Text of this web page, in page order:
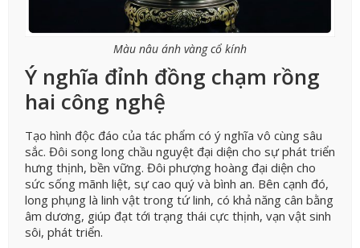
Màu nâu ánh vàng cổ kính
Ý nghĩa đỉnh đồng chạm rồng
hai công nghệ
Tạo hình độc đáo của tác phẩm có ý nghĩa vô cùng sâu
sắc. Đôi song long chầu nguyệt đại diện cho sự phát triển
hưng thịnh, bền vững. Đôi phượng hoàng đại diện cho
sức sống mãnh liệt, sự cao quý và bình an. Bên cạnh đó,
long phụng là linh vật trong tứ linh, có khả năng cân bằng
âm dương, giúp đạt tới trạng thái cực thịnh, vạn vật sinh
sôi, phát triển.